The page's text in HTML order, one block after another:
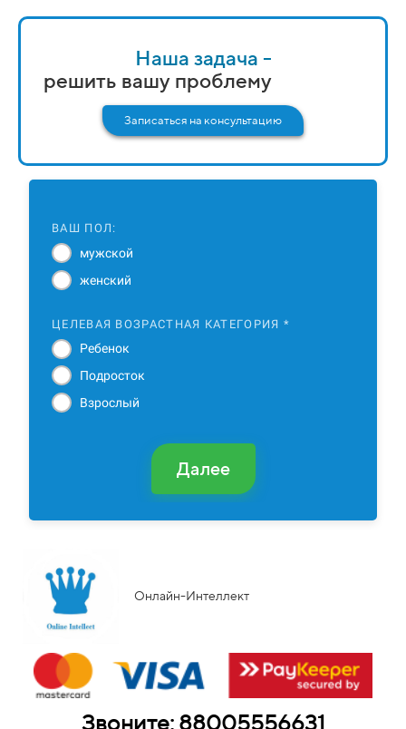
Наша задача -
решить вашу проблему
Записаться на консультацию
ВАШ ПОЛ:
мужской
женский
ЦЕЛЕВАЯ ВОЗРАСТНАЯ КАТЕГОРИЯ *
Ребенок
Подросток
Взрослый
Далее
Онлайн-Интеллект
Звоните: 88005556631